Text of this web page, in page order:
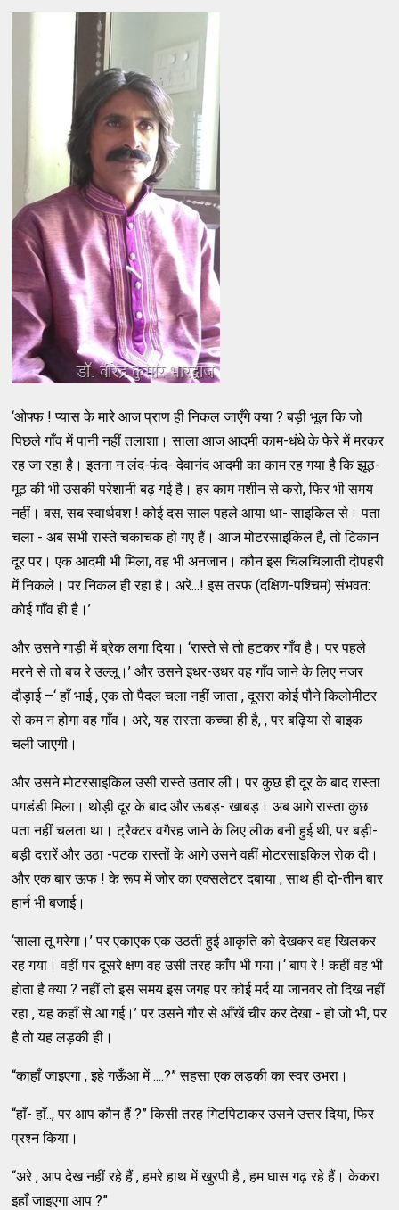
‘ओफ्फ ! प्यास के मारे आज प्राण ही निकल जाएँगे क्या ? बड़ी भूल कि जो
पिछले गाँव में पानी नहीं तलाशा। साला आज आदमी काम-धंधे के फेरे में मरकर
रह जा रहा है। इतना न लंद-फंद- देवानंद आदमी का काम रह गया है कि झूठ-
मूठ की भी उसकी परेशानी बढ़ गई है। हर काम मशीन से करो, फिर भी समय
नहीं। बस, सब स्वार्थवश ! कोई दस साल पहले आया था- साइकिल से। पता
चला - अब सभी रास्ते चकाचक हो गए हैं। आज मोटरसाइकिल है, तो टिकान
दूर पर। एक आदमी भी मिला, वह भी अनजान। कौन इस चिलचिलाती दोपहरी
में निकले। पर निकल ही रहा है। अरे...! इस तरफ (दक्षिण-पश्चिम) संभवत:
कोई गाँव ही है।’
और उसने गाड़ी में ब्रेक लगा दिया। ‘रास्ते से तो हटकर गाँव है। पर पहले
मरने से तो बच रे उल्लू।’ और उसने इधर-उधर वह गाँव जाने के लिए नजर
दौड़ाई –‘ हाँ भाई , एक तो पैदल चला नहीं जाता , दूसरा कोई पौने किलोमीटर
से कम न होगा वह गाँव। अरे, यह रास्ता कच्चा ही है, , पर बढ़िया से बाइक
चली जाएगी।
और उसने मोटरसाइकिल उसी रास्ते उतार ली। पर कुछ ही दूर के बाद रास्ता
पगडंडी मिला। थोड़ी दूर के बाद और ऊबड़- खाबड़। अब आगे रास्ता कुछ
पता नहीं चलता था। ट्रैक्टर वगैरह जाने के लिए लीक बनी हुई थी, पर बड़ी-
बड़ी दरारें और उठा -पटक रास्तों के आगे उसने वहीं मोटरसाइकिल रोक दी।
और एक बार ऊफ ! के रूप में जोर का एक्सलेटर दबाया , साथ ही दो-तीन बार
हार्न भी बजाई।
‘साला तू मरेगा।’ पर एकाएक एक उठती हुई आकृति को देखकर वह खिलकर
रह गया। वहीं पर दूसरे क्षण वह उसी तरह काँप भी गया।‘ बाप रे ! कहीं वह भी
होता है क्या ? नहीं तो इस समय इस जगह पर कोई मर्द या जानवर तो दिख नहीं
रहा , यह कहाँ से आ गई।’ पर उसने गौर से आँखें चीर कर देखा - हो जो भी, पर
है तो यह लड़की ही।
“काहाँ जाइएगा , इहे गऊँआ में ....?” सहसा एक लड़की का स्वर उभरा।
“हाँ- हाँ.., पर आप कौन हैं ?” किसी तरह गिटपिटाकर उसने उत्तर दिया, फिर
प्रश्न किया।
“अरे , आप देख नहीं रहे हैं , हमरे हाथ में खुरपी है , हम घास गढ़ रहे हैं। केकरा
इहाँ जाइएगा आप ?”